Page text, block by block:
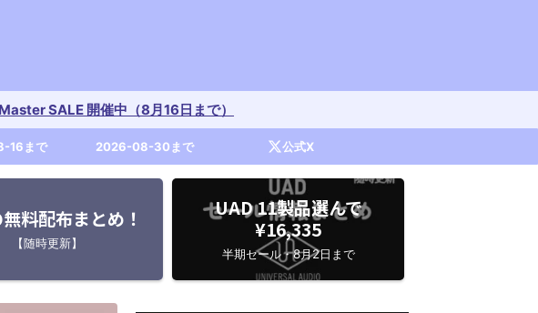
SALE 開催中（8月16日まで）
16まで 2026-08-30まで 公式X
料配布まとめ！
【随時更新】
UAD 11製品選んで
¥16,335
半期セール・8月2日まで